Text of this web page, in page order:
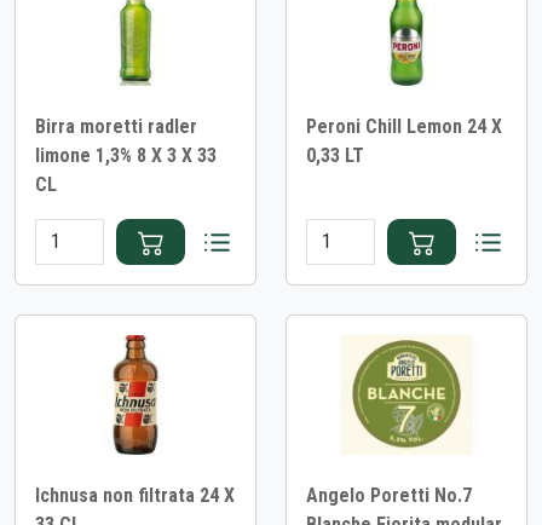
Birra moretti radler
limone 1,3% 8 X 3 X 33
CL
Peroni Chill Lemon 24 X
0,33 LT
Ichnusa non filtrata 24 X
Angelo Poretti No.7